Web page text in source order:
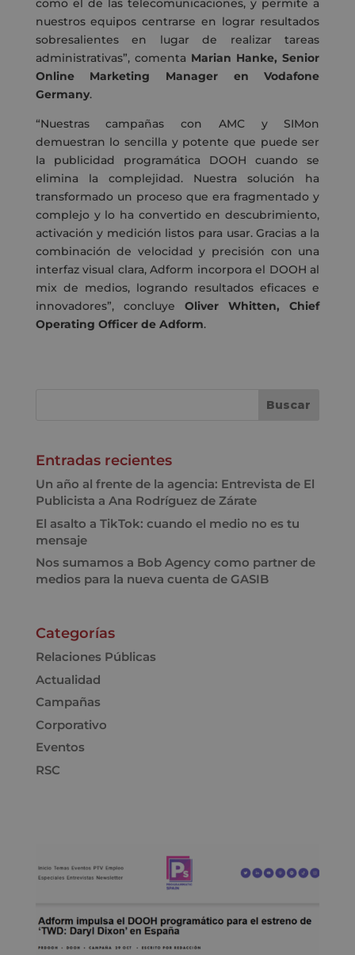
como el de las telecomunicaciones, y permite a
nuestros equipos centrarse en lograr resultados
sobresalientes en lugar de realizar tareas
administrativas”, comenta Marian Hanke, Senior
Online Marketing Manager en Vodafone
Germany.
“Nuestras campañas con AMC y SIMon
demuestran lo sencilla y potente que puede ser
la publicidad programática DOOH cuando se
elimina la complejidad. Nuestra solución ha
transformado un proceso que era fragmentado y
complejo y lo ha convertido en descubrimiento,
activación y medición listos para usar. Gracias a la
combinación de velocidad y precisión con una
interfaz visual clara, Adform incorpora el DOOH al
mix de medios, logrando resultados eficaces e
innovadores”, concluye Oliver Whitten, Chief
Operating Officer de Adform.
Entradas recientes
Un año al frente de la agencia: Entrevista de El
Publicista a Ana Rodríguez de Zárate
El asalto a TikTok: cuando el medio no es tu
mensaje
Nos sumamos a Bob Agency como partner de
medios para la nueva cuenta de GASIB
Categorías
Relaciones Públicas
Actualidad
Campañas
Corporativo
Eventos
RSC